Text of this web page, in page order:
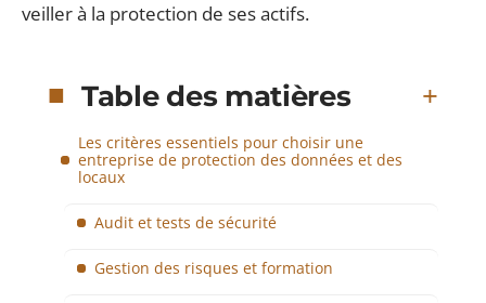
veiller à la protection de ses actifs.
Table des matières
Les critères essentiels pour choisir une
entreprise de protection des données et des
locaux
Audit et tests de sécurité
Gestion des risques et formation